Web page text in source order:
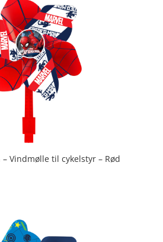
Vindmølle til cykelstyr – Rød